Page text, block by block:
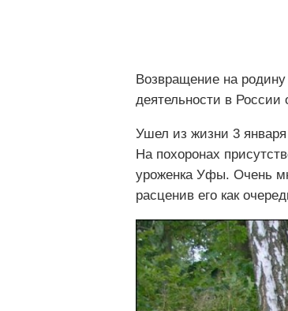
Возвращение на
деятельности в
Ушел из жизни 3
На похоронах
уроженка Уфы. Очень
расценив его как